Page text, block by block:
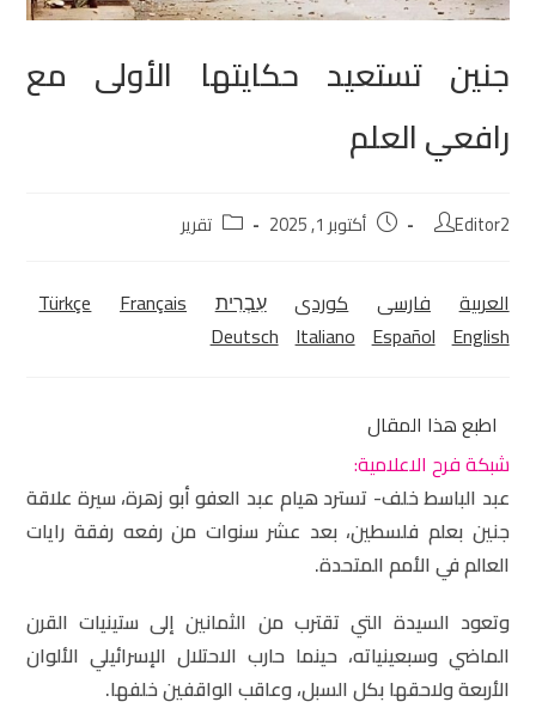
جنين تستعيد حكايتها الأولى مع
رافعي العلم
Editor2 أكتوبر 1, 2025 تقرير
العربية فارسی كوردی‎ עִבְרִית Türkçe
Français
Deutsch Italiano Español English
اطبع هذا المقال
شبكة فرح الاعلامية:
عبد الباسط خلف- تسترد هيام عبد العفو أبو زهرة، سيرة علاقة
جنين بعلم فلسطين، بعد عشر سنوات من رفعه رفقة رايات
العالم في الأمم المتحدة.
وتعود السيدة التي تقترب من الثمانين إلى ستينيات القرن
الماضي وسبعينياته، حينما حارب الاحتلال الإسرائيلي الألوان
الأربعة ولاحقها بكل السبل، وعاقب الواقفين خلفها.